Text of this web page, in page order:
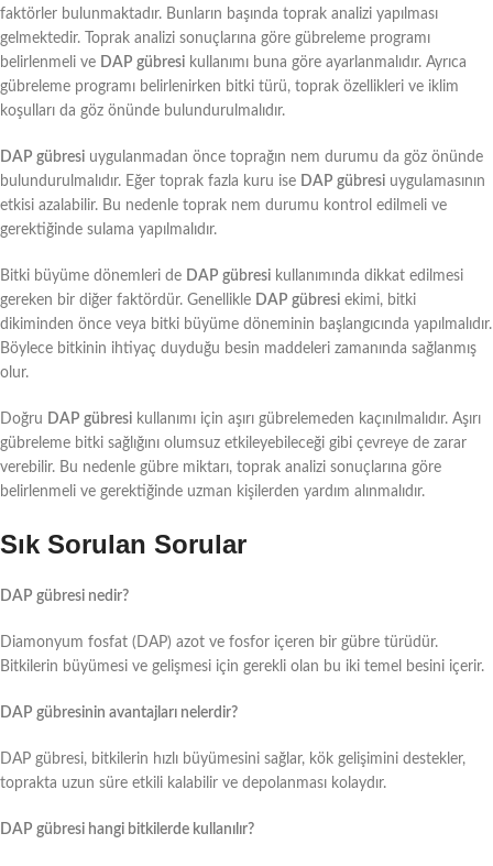
faktörler bulunmaktadır. Bunların başında toprak analizi yapılması
gelmektedir. Toprak analizi sonuçlarına göre gübreleme programı
belirlenmeli ve DAP gübresi kullanımı buna göre ayarlanmalıdır. Ayrıca
gübreleme programı belirlenirken bitki türü, toprak özellikleri ve iklim
koşulları da göz önünde bulundurulmalıdır.
DAP gübresi uygulanmadan önce toprağın nem durumu da göz önünde
bulundurulmalıdır. Eğer toprak fazla kuru ise DAP gübresi uygulamasının
etkisi azalabilir. Bu nedenle toprak nem durumu kontrol edilmeli ve
gerektiğinde sulama yapılmalıdır.
Bitki büyüme dönemleri de DAP gübresi kullanımında dikkat edilmesi
gereken bir diğer faktördür. Genellikle DAP gübresi ekimi, bitki
dikiminden önce veya bitki büyüme döneminin başlangıcında yapılmalıdır.
Böylece bitkinin ihtiyaç duyduğu besin maddeleri zamanında sağlanmış
olur.
Doğru DAP gübresi kullanımı için aşırı gübrelemeden kaçınılmalıdır. Aşırı
gübreleme bitki sağlığını olumsuz etkileyebileceği gibi çevreye de zarar
verebilir. Bu nedenle gübre miktarı, toprak analizi sonuçlarına göre
belirlenmeli ve gerektiğinde uzman kişilerden yardım alınmalıdır.
Sık Sorulan Sorular
DAP gübresi nedir?
Diamonyum fosfat (DAP) azot ve fosfor içeren bir gübre türüdür.
Bitkilerin büyümesi ve gelişmesi için gerekli olan bu iki temel besini içerir.
DAP gübresinin avantajları nelerdir?
DAP gübresi, bitkilerin hızlı büyümesini sağlar, kök gelişimini destekler,
toprakta uzun süre etkili kalabilir ve depolanması kolaydır.
DAP gübresi hangi bitkilerde kullanılır?